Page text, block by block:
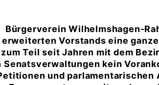
Bürgerverein Wilhelmshagen-
Vorstands eine
Teil seit Jahren mit dem
kein
und